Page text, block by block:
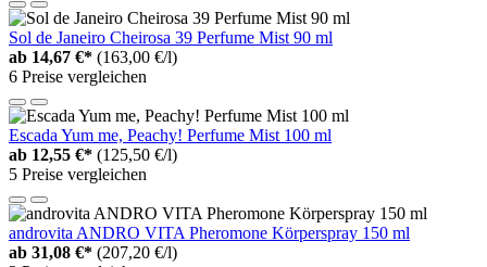
Sol de Janeiro Cheirosa 39 Perfume Mist 90 ml
ab 14,67 €* (163,00 €/l)
6 Preise vergleichen
Escada Yum me, Peachy! Perfume Mist 100 ml
ab 12,55 €* (125,50 €/l)
5 Preise vergleichen
androvita ANDRO VITA Pheromone Körperspray 150 ml
ab 31,08 €* (207,20 €/l)